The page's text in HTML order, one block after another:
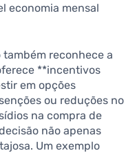
economia mensal
reconhece a
**incentivos
em opções
ou reduções no
na compra de
não apenas
Um exemplo